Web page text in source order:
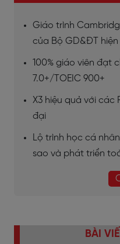
Giáo trình
của Bộ GD&ĐT hiện
100% giáo viên đạt
7.0+/TOEIC 900+
X3 hiệu quả với các
đại
Lộ trình học cá
sao và phát triển
BÀI